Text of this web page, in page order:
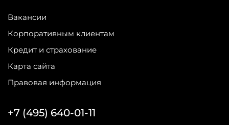
Вакансии
Корпоративным клиентам
Кредит и страхование
Карта сайта
Правовая информация
+7 (495) 640-01-11